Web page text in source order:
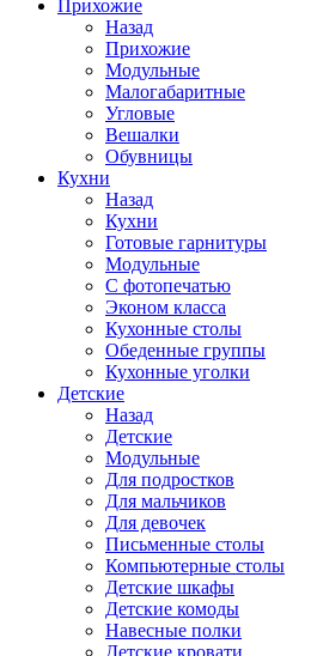
Прихожие
Назад
Прихожие
Модульные
Малогабаритные
Угловые
Вешалки
Обувницы
Кухни
Назад
Кухни
Готовые гарнитуры
Модульные
С фотопечатью
Эконом класса
Кухонные столы
Обеденные группы
Кухонные уголки
Детские
Назад
Детские
Модульные
Для подростков
Для мальчиков
Для девочек
Письменные столы
Компьютерные столы
Детские шкафы
Детские комоды
Навесные полки
Детские кровати